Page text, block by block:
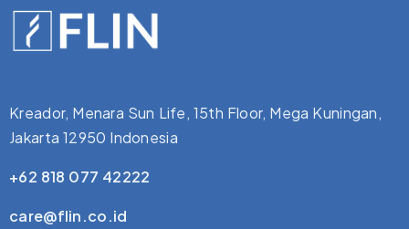
Kreador, Menara Sun Life, 15th Floor, Mega Kuningan,
Jakarta 12950 Indonesia
+62 818 077 42222
care@flin.co.id